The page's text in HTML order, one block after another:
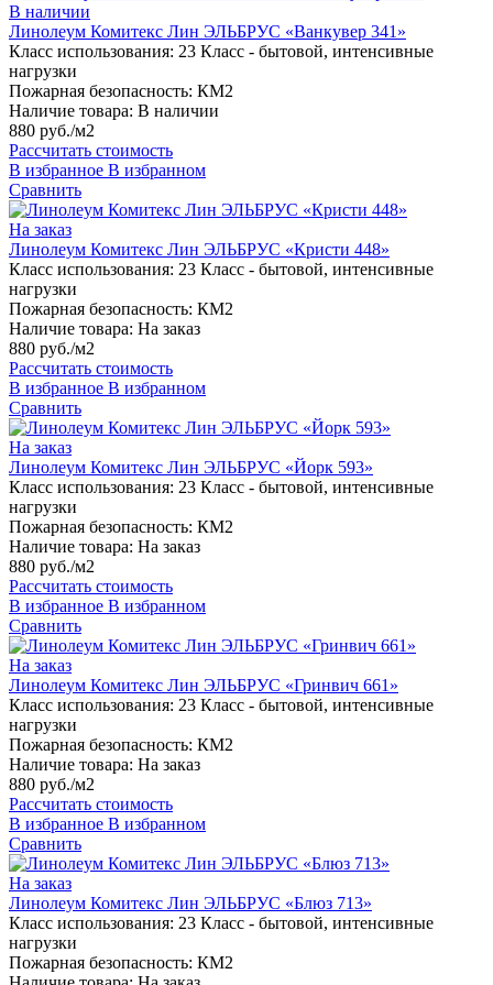
В наличии
Линолеум Комитекс Лин ЭЛЬБРУС «Ванкувер 341»
Класс использования: 23 Класс - бытовой, интенсивные
нагрузки
Пожарная безопасность: КМ2
Наличие товара: В наличии
880 руб./м2
Рассчитать стоимость
В избранное В избранном
Сравнить
На заказ
Линолеум Комитекс Лин ЭЛЬБРУС «Кристи 448»
Класс использования: 23 Класс - бытовой, интенсивные
нагрузки
Пожарная безопасность: КМ2
Наличие товара: На заказ
880 руб./м2
Рассчитать стоимость
В избранное В избранном
Сравнить
На заказ
Линолеум Комитекс Лин ЭЛЬБРУС «Йорк 593»
Класс использования: 23 Класс - бытовой, интенсивные
нагрузки
Пожарная безопасность: КМ2
Наличие товара: На заказ
880 руб./м2
Рассчитать стоимость
В избранное В избранном
Сравнить
На заказ
Линолеум Комитекс Лин ЭЛЬБРУС «Гринвич 661»
Класс использования: 23 Класс - бытовой, интенсивные
нагрузки
Пожарная безопасность: КМ2
Наличие товара: На заказ
880 руб./м2
Рассчитать стоимость
В избранное В избранном
Сравнить
На заказ
Линолеум Комитекс Лин ЭЛЬБРУС «Блюз 713»
Класс использования: 23 Класс - бытовой, интенсивные
нагрузки
Пожарная безопасность: КМ2